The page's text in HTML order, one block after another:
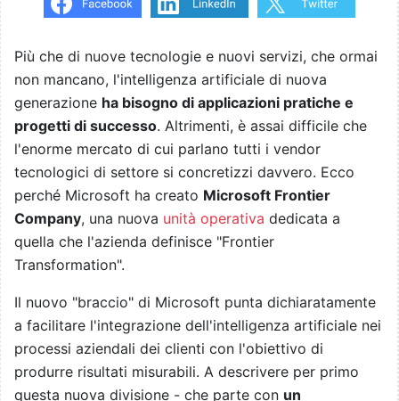
Più che di nuove tecnologie e nuovi servizi, che ormai
non mancano, l'intelligenza artificiale di nuova
generazione ha bisogno di applicazioni pratiche e
progetti di successo. Altrimenti, è assai difficile che
l'enorme mercato di cui parlano tutti i vendor
tecnologici di settore si concretizzi davvero. Ecco
perché Microsoft ha creato Microsoft Frontier
Company, una nuova unità operativa dedicata a
quella che l'azienda definisce "Frontier
Transformation".
Il nuovo "braccio" di Microsoft punta dichiaratamente
a facilitare l'integrazione dell'intelligenza artificiale nei
processi aziendali dei clienti con l'obiettivo di
produrre risultati misurabili. A descrivere per primo
questa nuova divisione - che parte con un